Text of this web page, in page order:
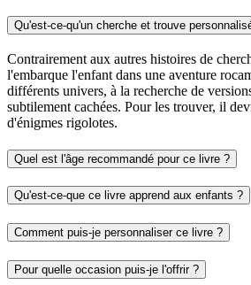
Qu'est-ce-qu'un cherche et trouve
Contrairement aux autres histoires de
l'embarque l'enfant dans une aventure
différents univers, à la recherche de
subtilement cachées. Pour les trouver, il
d'énigmes rigolotes.
Quel est l'âge recommandé pour ce livre ?
Qu'est-ce-que ce livre apprend aux enfants ?
Comment puis-je personnaliser ce livre ?
Pour quelle occasion puis-je l'offrir ?